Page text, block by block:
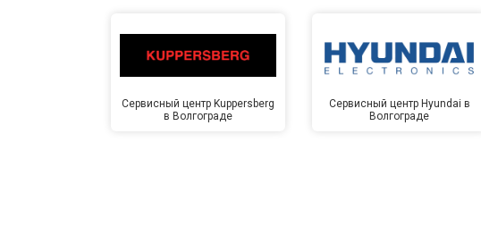
Сервисный центр Kuppersberg
в Волгограде
Сервисный центр Hyundai в
Волгограде